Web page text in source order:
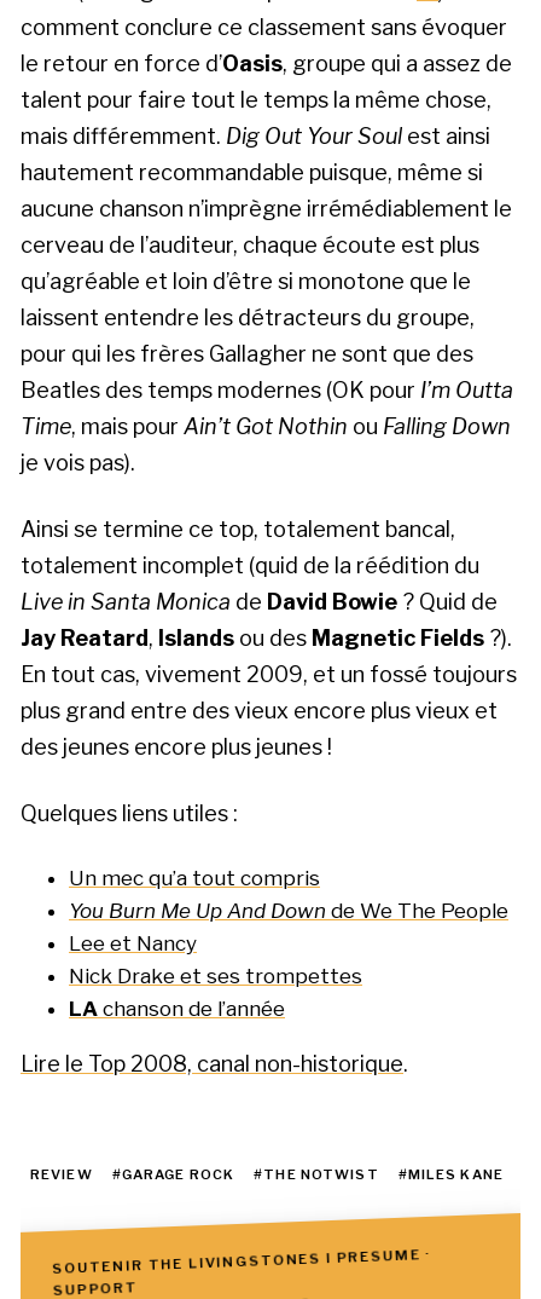
comment conclure ce classement sans évoquer
le retour en force d’Oasis, groupe qui a assez de
talent pour faire tout le temps la même chose,
mais différemment. Dig Out Your Soul est ainsi
hautement recommandable puisque, même si
aucune chanson n’imprègne irrémédiablement le
cerveau de l’auditeur, chaque écoute est plus
qu’agréable et loin d’être si monotone que le
laissent entendre les détracteurs du groupe,
pour qui les frères Gallagher ne sont que des
Beatles des temps modernes (OK pour I’m Outta
Time, mais pour Ain’t Got Nothin ou Falling Down
je vois pas).
Ainsi se termine ce top, totalement bancal,
totalement incomplet (quid de la réédition du
Live in Santa Monica de David Bowie ? Quid de
Jay Reatard, Islands ou des Magnetic Fields ?).
En tout cas, vivement 2009, et un fossé toujours
plus grand entre des vieux encore plus vieux et
des jeunes encore plus jeunes !
Quelques liens utiles :
Un mec qu’a tout compris
You Burn Me Up And Down de We The People
Lee et Nancy
Nick Drake et ses trompettes
LA chanson de l’année
Lire le Top 2008, canal non-historique.
REVIEW #GARAGE ROCK #THE NOTWIST #MILES KANE
SOUTENIR THE LIVINGSTONES I PRESUME ·
SUPPORT